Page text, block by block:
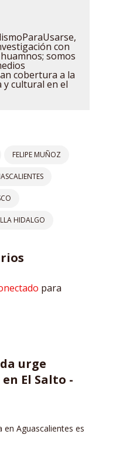
con
somos
cobertura a la
y cultural en el
FELIPE MUÑOZ
HIDALGO
para
urge
El Salto -
Aguascalientes es